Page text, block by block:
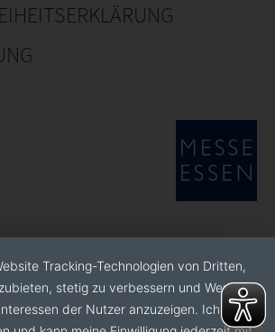
Tracking-Technologien von Dritten,
stetig zu verbessern und Werbung
der Nutzer anzuzeigen. Ich bin